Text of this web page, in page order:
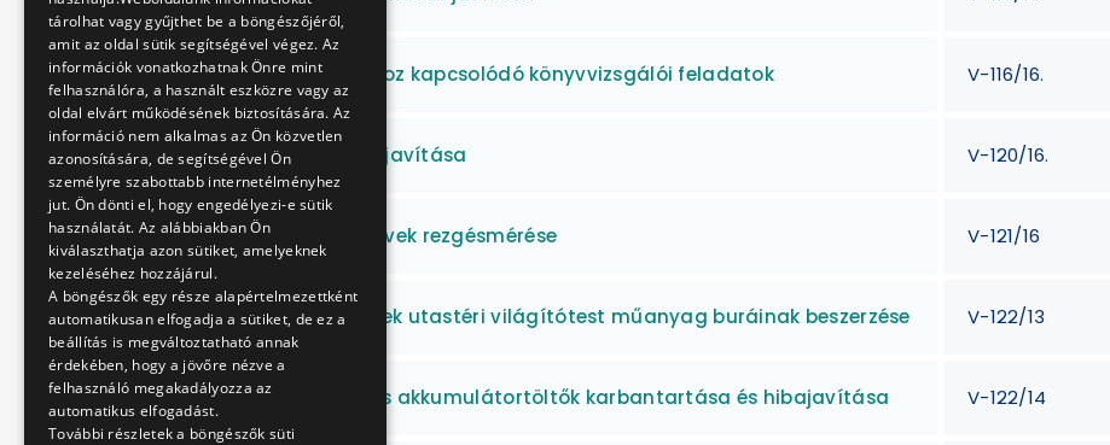
HÉV üzletág kiválásához kapcsolódó könyvvizsgálói feladatok V-116/16.
Oszlopajtók pótlása - javítása V-120/16.
Mozgólépcső hajtóművek rezgésmérése V-121/16
Metró és MFAV járművek utastéri világítótest műanyag buráinak beszerzése V-122/13
Kőér utcai targonca és akkumulátortöltők karbantartása és hibajavítása V-122/14
tárolhat vagy gyűjthet be a böngészőjéről,
amit az oldal sütik segítségével végez. Az
információk vonatkozhatnak Önre mint
felhasználóra, a használt eszközre vagy az
oldal elvárt működésének biztosítására. Az
információ nem alkalmas az Ön közvetlen
azonosítására, de segítségével Ön
személyre szabottabb internetélményhez
jut. Ön dönti el, hogy engedélyezi-e sütik
használatát. Az alábbiakban Ön
kiválaszthatja azon sütiket, amelyeknek
kezeléséhez hozzájárul.
A böngészők egy része alapértelmezettként
automatikusan elfogadja a sütiket, de ez a
beállítás is megváltoztatható annak
érdekében, hogy a jövőre nézve a
felhasználó megakadályozza az
automatikus elfogadást.
További részletek a böngészők süti